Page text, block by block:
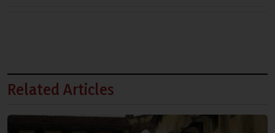
Related Articles